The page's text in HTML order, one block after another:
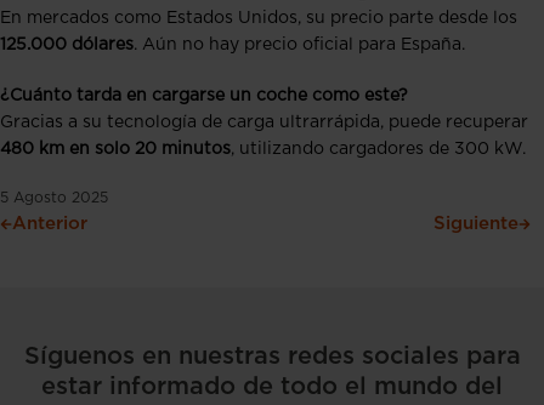
En mercados como Estados Unidos, su precio parte desde los
125.000 dólares. Aún no hay precio oficial para España.
¿Cuánto tarda en cargarse un coche como este?
Gracias a su tecnología de carga ultrarrápida, puede recuperar
480 km en solo 20 minutos, utilizando cargadores de 300 kW.
5 Agosto 2025
Anterior Siguiente
Síguenos en nuestras redes sociales para
estar informado de todo el mundo del